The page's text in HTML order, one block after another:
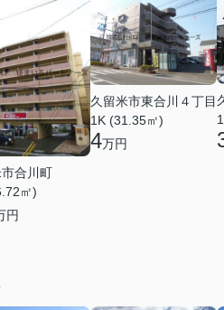
合川町
㎡)
円
久留米市東合川４丁目
1K (31.35㎡)
4万円